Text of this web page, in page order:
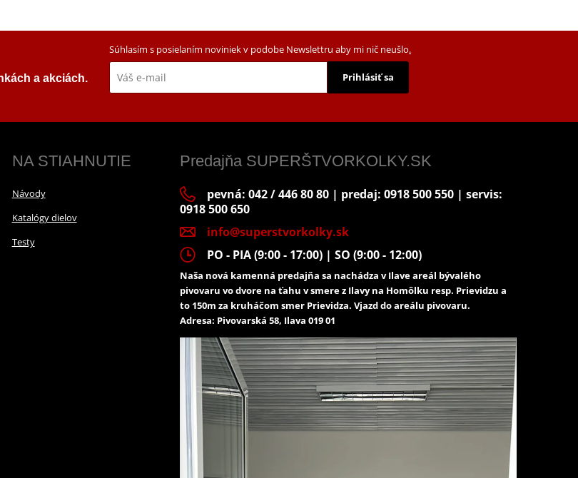
a akciách.
Súhlasím s posielaním noviniek v podobe Newslettru aby mi nič neušlo.
Prihlásiť sa
NA STIAHNUTIE
Návody
Katalógy dielov
Testy
Predajňa SUPERŠTVORKOLKY.SK
pevná: 042 / 446 80 80 | predaj: 0918 500 550 | servis:
0918 500 650
info@superstvorkolky.sk
PO - PIA (9:00 - 17:00) | SO (9:00 - 12:00)
Naša nová kamenná predajňa sa nachádza v Ilave areál bývalého
pivovaru vo dvore na ťahu v smere z Ilavy na Homôlku resp. Prievidzu a
to 150m za kruháčom smer Prievidza. Vjazd do areálu pivovaru.
Adresa: Pivovarská 58, Ilava 019 01